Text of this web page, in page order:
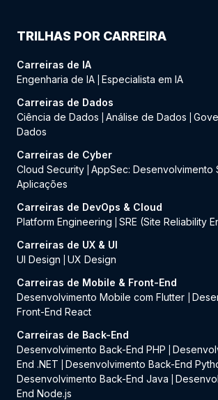
TRILHAS POR CARREIRA
Carreiras de IA
Engenharia de IA Especialista em IA
Carreiras de Dados
Ciência de Dados
Análise de Dados
Dados
Carreiras de Cyber
Cloud Security AppSec: Desenvolvimento
Aplicações
Carreiras de DevOps & Cloud
Platform Engineering
SRE (Site Reliability
Carreiras de UX & UI
UI Design
UX Design
Carreiras de Mobile & Front-End
Desenvolvimento Mobile com Flutter
Front-End React
Carreiras de Back-End
Desenvolvimento Back-End PHP
End .NET
Desenvolvimento Back-End
Desenvolvimento Back-End Java
End Node.js